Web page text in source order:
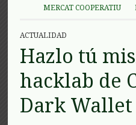
MERCAT COOPERATIU
ACTUALIDAD
Hazlo tú
hacklab de
Dark